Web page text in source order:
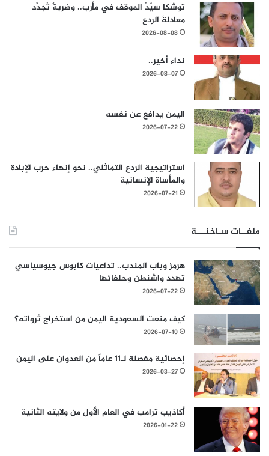
توشكا سيّدُ الموقف في مأرب.. وضربةٌ تُجدِّد
معادلةَ الردع
2026-08-08
نداء أخير..
2026-08-07
اليمن يدافع عن نفسه
2026-07-22
استراتيجية الردع التماثلي.. نحو إنهاء حرب الإبادة
والمأساة الإنسانية
2026-07-21
ملفــات سـاخنـــة
هرمز وباب المندب.. تداعيات كابوس جيوسياسي
تهدد واشنطن وحلفائها
2026-07-22
كيف منعت السعودية اليمن من استخراج ثرواته؟
2026-07-10
إحصائية مفصلة لـ11 عاماً من العدوان على اليمن
2026-03-27
أكاذيب ترامب في العام الأول من ولايته الثانية
2026-01-22